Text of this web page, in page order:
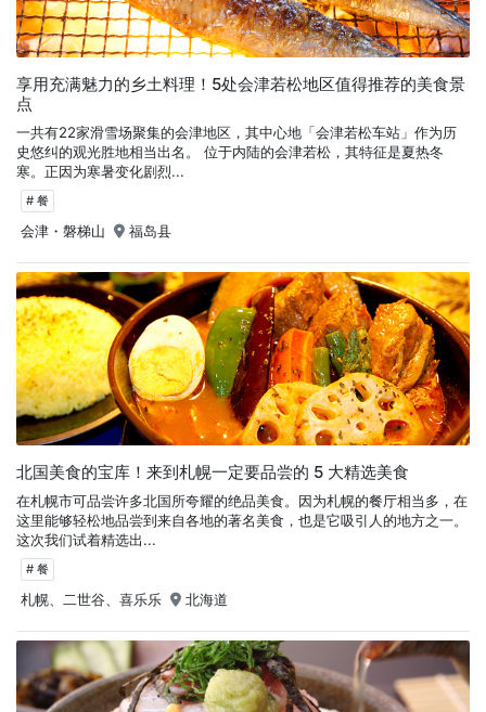
享用充满魅力的乡土料理！5处会津若松地区值得推荐的美食景
点
一共有22家滑雪场聚集的会津地区，其中心地「会津若松车站」作为历
史悠纠的观光胜地相当出名。 位于内陆的会津若松，其特征是夏热冬
寒。正因为寒暑变化剧烈...
# 餐
会津・磐梯山 福岛县
北国美食的宝库！来到札幌一定要品尝的 5 大精选美食
在札幌市可品尝许多北国所夸耀的绝品美食。因为札幌的餐厅相当多，在
这里能够轻松地品尝到来自各地的著名美食，也是它吸引人的地方之一。
这次我们试着精选出...
# 餐
札幌、二世谷、喜乐乐 北海道